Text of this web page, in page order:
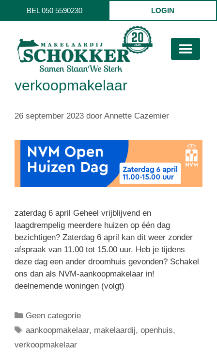
BEL 050 5590230 LOGIN
verkoopmakelaar
26 september 2023 door Annette Cazemier
zaterdag 6 april Geheel vrijblijvend en
laagdrempelig meerdere huizen op één dag
bezichtigen? Zaterdag 6 april kan dit weer zonder
afspraak van 11.00 tot 15.00 uur. Heb je tijdens
deze dag een ander droomhuis gevonden? Schakel
ons dan als NVM-aankoopmakelaar in!
deelnemende woningen (volgt)
Geen categorie
aankoopmakelaar, makelaardij,openhuis,
verkoopmakelaar